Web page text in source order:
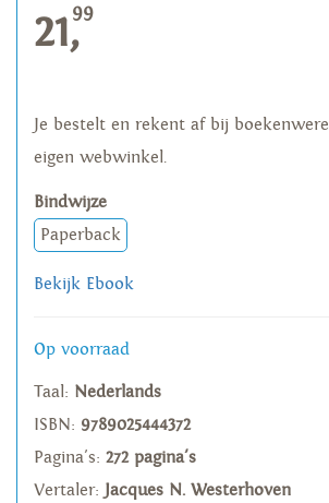
21,99
Je bestelt en rekent af bij
eigen webwinkel.
Bindwijze
Paperback
Bekijk Ebook
Op voorraad
Taal: Nederlands
ISBN: 9789025444372
Pagina's: 272 pagina's
Vertaler: Jacques N. Westerhoven